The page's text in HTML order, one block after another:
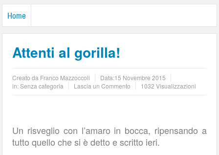
Home
Attenti al gorilla!
Creato da Franco Mazzoccoli Data:15 Novembre 2015
in: Senza categoria
Lascia un Commento 1032 Visualizzazioni
Un risveglio con l’amaro in bocca, ripensando a
tutto quello che si è detto e scritto ieri.